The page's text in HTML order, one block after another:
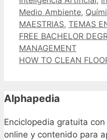
Medio Ambiente,
MAESTRIAS, TEMAS
FREE BACHELOR
MANAGEMENT
HOW TO CLEAN
Alphapedia
Enciclopedia gratuita
online y contenido para